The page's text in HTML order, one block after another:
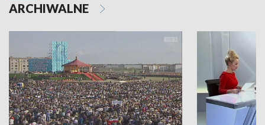
ARCHIWALNE